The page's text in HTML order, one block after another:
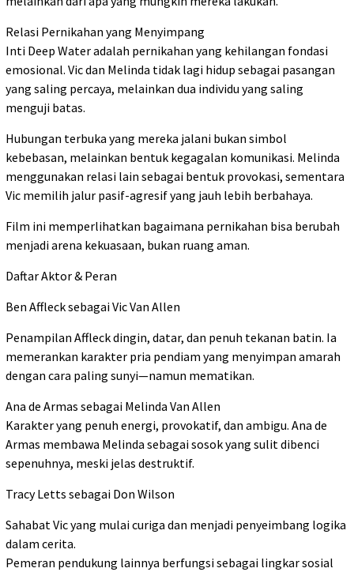
Relasi Pernikahan yang Menyimpang
Inti Deep Water adalah pernikahan yang kehilangan fondasi
emosional. Vic dan Melinda tidak lagi hidup sebagai pasangan
yang saling percaya, melainkan dua individu yang saling
menguji batas.
Hubungan terbuka yang mereka jalani bukan simbol
kebebasan, melainkan bentuk kegagalan komunikasi. Melinda
menggunakan relasi lain sebagai bentuk provokasi, sementara
Vic memilih jalur pasif-agresif yang jauh lebih berbahaya.
Film ini memperlihatkan bagaimana pernikahan bisa berubah
menjadi arena kekuasaan, bukan ruang aman.
Daftar Aktor & Peran
Ben Affleck sebagai Vic Van Allen
Penampilan Affleck dingin, datar, dan penuh tekanan batin. Ia
memerankan karakter pria pendiam yang menyimpan amarah
dengan cara paling sunyi—namun mematikan.
Ana de Armas sebagai Melinda Van Allen
Karakter yang penuh energi, provokatif, dan ambigu. Ana de
Armas membawa Melinda sebagai sosok yang sulit dibenci
sepenuhnya, meski jelas destruktif.
Tracy Letts sebagai Don Wilson
Sahabat Vic yang mulai curiga dan menjadi penyeimbang logika
dalam cerita.
Pemeran pendukung lainnya berfungsi sebagai lingkar sosial